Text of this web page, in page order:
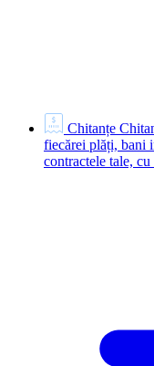
Chitanțe
fiecărei plăți, bani
contractele tale,